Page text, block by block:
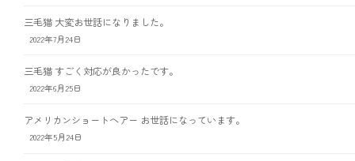
三毛猫 大変お世話になりました。
2022年7月24日
三毛猫 すごく対応が良かったです。
2022年6月25日
アメリカンショートヘアー お世話になっています。
2022年5月24日